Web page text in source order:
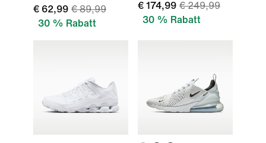
€ 62,99 € 89,99
30 % Rabatt
€ 174,99 € 249,99
30 % Rabatt